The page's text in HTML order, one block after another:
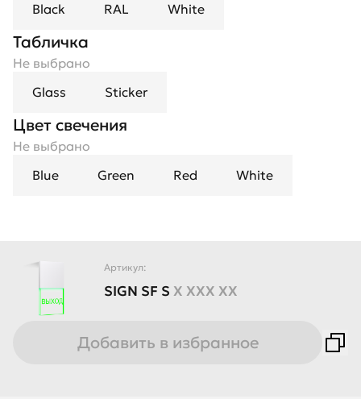
Black
RAL White
Табличка
Не выбрано
Glass
Sticker
Цвет свечения
Не выбрано
Blue
Green Red White
Артикул:
SIGN SF S X XXX XX
Добавить в избранное